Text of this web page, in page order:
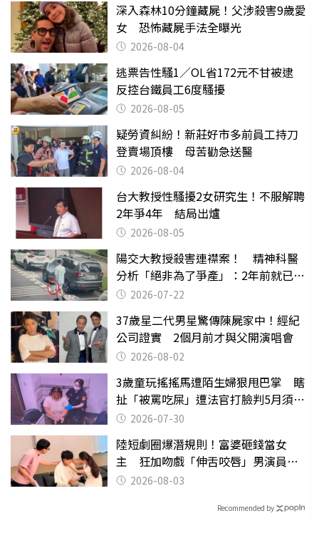
深入森林10分鐘藏屍！父涉殺害9歲愛
女 恐怖藏屍手法全曝光
2026-08-04
逃票告性騷1／OL省172元不甘被逮
反控台鐵員工6度騷擾
2026-08-05
疑勞資糾紛！新莊好市多前員工持刀
登賣場頂樓 母苦勸急送醫
2026-08-04
台大教授性騷擾2女研究生！不服解聘
2年爭4年 結局出爐
2026-08-05
陽交大教授殺害連襟案！ 精神科醫
分析「絕非為了爭產」：2年前就已言
行詭異
2026-07-22
37歲星二代男星驚傳陳屍家中！經紀
公司證實 2個月前才與父開演唱會
2026-08-02
3歲童玩搖搖馬遭陌生婦狠甩巴掌 瞎
扯「被罵吃屎」遭法官打臉判5月須入
監 2026-07-30
陸短劇圈爆潛規則！富婆砸錢當女
主 狂加吻戲「伸舌咬唇」男演員崩
潰 2026-08-03
Recommended by